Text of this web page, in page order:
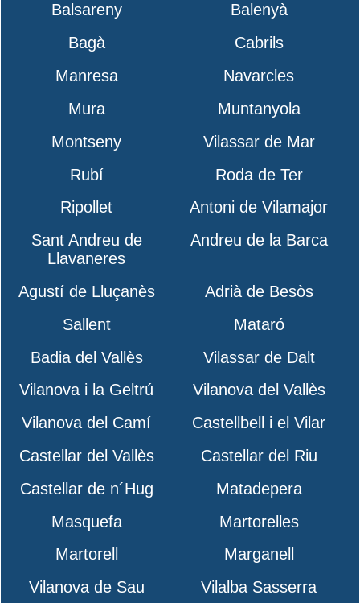
Balsareny
Balenyà
Bagà
Cabrils
Manresa
Navarcles
Mura
Muntanyola
Montseny
Vilassar de Mar
Rubí
Roda de Ter
Ripollet
Antoni de Vilamajor
Sant Andreu de
Llavaneres
Andreu de la Barca
Agustí de Lluçanès
Adrià de Besòs
Sallent
Mataró
Badia del Vallès
Vilassar de Dalt
Vilanova i la Geltrú
Vilanova del Vallès
Vilanova del Camí
Castellbell i el Vilar
Castellar del Vallès
Castellar del Riu
Castellar de n´Hug
Matadepera
Masquefa
Martorelles
Martorell
Marganell
Vilanova de Sau
Vilalba Sasserra